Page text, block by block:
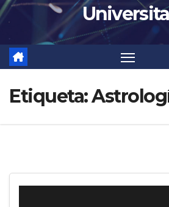
Etiqueta: